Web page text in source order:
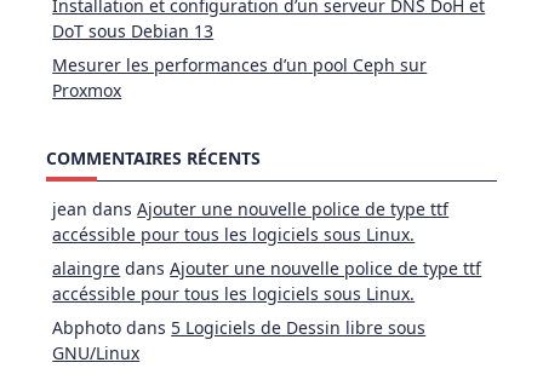
Installation et configuration d’un serveur DNS DoH et
DoT sous Debian 13
Mesurer les performances d’un pool Ceph sur
Proxmox
COMMENTAIRES RÉCENTS
jean dansAjouter une nouvelle police de type ttf
accéssible pour tous les logiciels sous Linux.
alaingre dansAjouter une nouvelle police de type ttf
accéssible pour tous les logiciels sous Linux.
Abphoto dans 5 Logiciels de Dessin libre sous
GNU/Linux